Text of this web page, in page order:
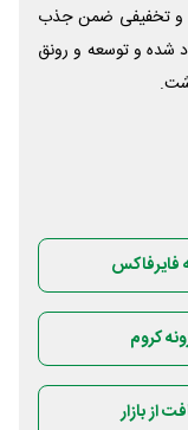
و تخفیفی ضمن جذب
شده و توسعه و رونق
فایرفاکس
کروم
از بازار